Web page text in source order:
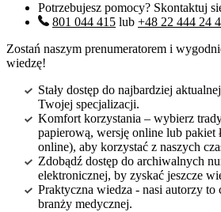
Potrzebujesz pomocy? Skontaktuj
801 044 415 lub +48 22 444 24
Zostań naszym prenumeratorem i
wiedzę!
Stały dostęp do najbardziej
Twojej specjalizacji.
Komfort korzystania – wybierz
papierową, wersję online lub pakiet
online), aby korzystać z naszych
Zdobądź dostęp do archiwalnych
elektronicznej, by zyskać jeszcze
Praktyczna wiedza - nasi autorzy to
branży medycznej.